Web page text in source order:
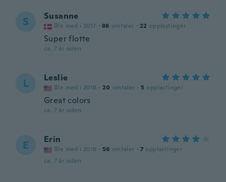
S Susanne
Ble med i 2017 · 86 omtaler · 22 opplastinger
Super flotte
ca. 7 år siden
L Leslie
Ble med i 2018 · 20 omtaler · 5 opplastinger
Great colors
ca. 7 år siden
E Erin
Ble med i 2018 · 56 omtaler · 7 opplastinger
ca. 7 år siden